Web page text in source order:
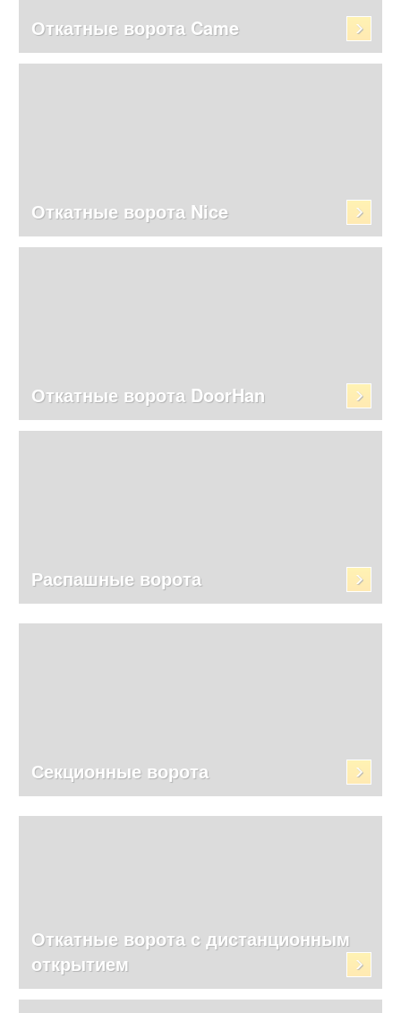
Откатные ворота Came
Откатные ворота Nice
Откатные ворота DoorHan
Распашные ворота
Секционные ворота
Откатные ворота с дистанционным
открытием